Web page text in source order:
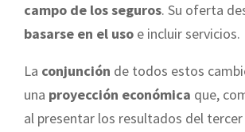
campo de los seguros. Su oferta
basarse en el uso e incluir servicios.
La conjunción de todos estos
una proyección económica que,
al presentar los resultados del